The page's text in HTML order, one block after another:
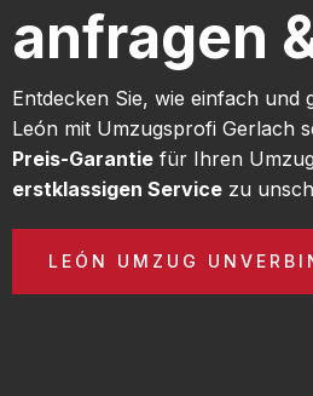
anfragen
Entdecken Sie, wie einfach
León mit Umzugsprofi Gerlach
Preis-Garantie für Ihren
erstklassigen Service zu
LEÓN UMZUG